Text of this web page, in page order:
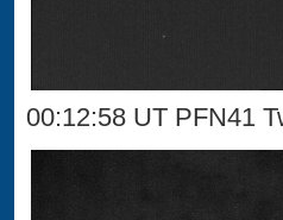
00:12:58 UT PFN41